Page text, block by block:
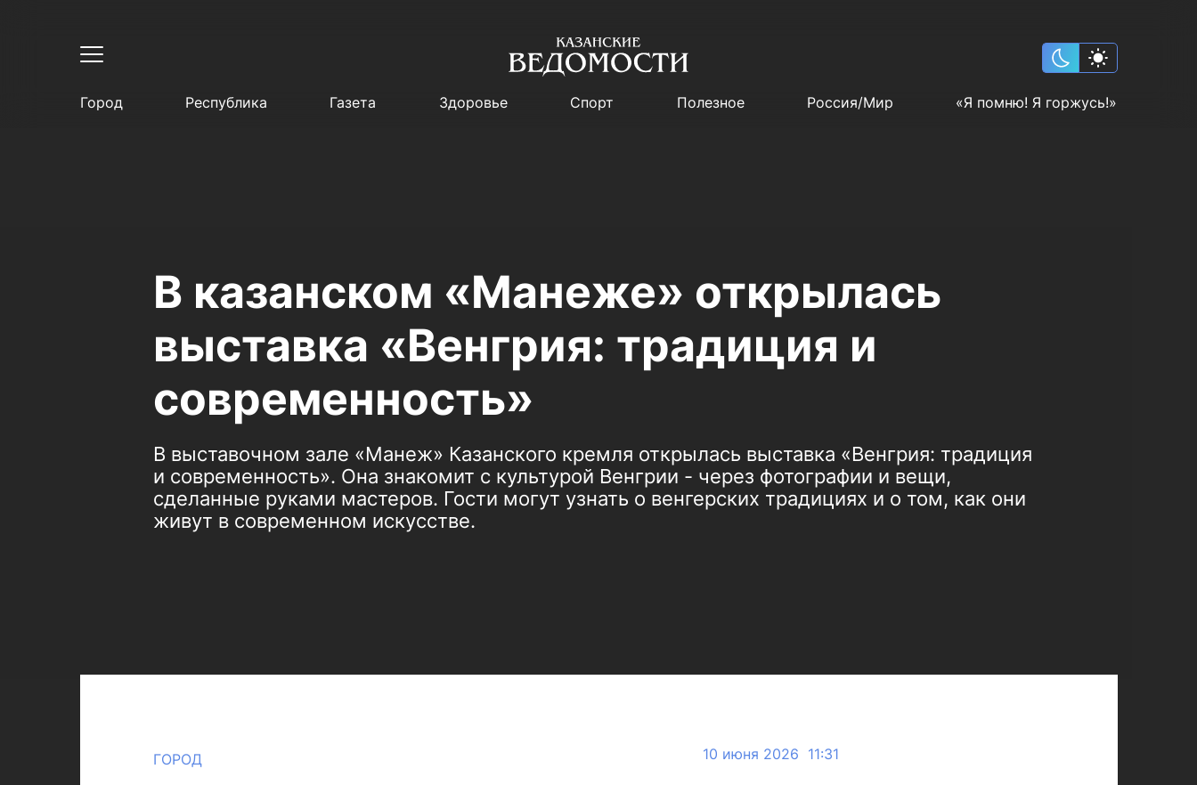
Город Республика Газета Здоровье Спорт Полезное Россия/Мир «Я помню! Я горжусь!»
В казанском «Манеже» открылась
выставка «Венгрия: традиция и
современность»
В выставочном зале «Манеж» Казанского кремля открылась выставка «Венгрия: традиция
и современность». Она знакомит с культурой Венгрии - через фотографии и вещи,
сделанные руками мастеров. Гости могут узнать о венгерских традициях и о том, как они
живут в современном искусстве.
ГОРОД 10 июня 2026 11:31